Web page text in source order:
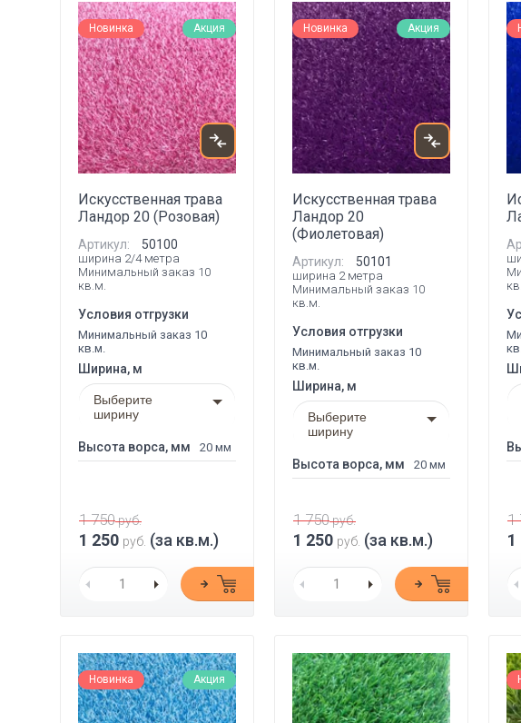
Новинка Акция
Искусственная трава
Ландор 20 (Розовая)
Артикул: 50100
ширина 2/4 метра
Минимальный заказ 10
кв.м.
Условия отгрузки
Минимальный заказ 10
кв.м.
Ширина, м
Выберите
ширину
Высота ворса, мм 20 мм
1 750руб.
1 250 руб. (за кв.м.)
Новинка Акция
Искусственная трава
Ландор 20
(Фиолетовая)
Артикул: 50101
ширина 2 метра
Минимальный заказ 10
кв.м.
Условия отгрузки
Минимальный заказ 10
кв.м.
Ширина, м
Выберите
ширину
Высота ворса, мм 20 мм
1 750руб.
1 250 руб. (за кв.м.)
1
1
Новинка Акция